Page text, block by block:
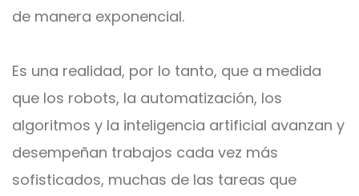
de manera exponencial.
Es una realidad, por lo tanto, que a medida
que los robots, la automatización, los
algoritmos y la inteligencia artificial avanzan y
desempeñan trabajos cada vez más
sofisticados, muchas de las tareas que